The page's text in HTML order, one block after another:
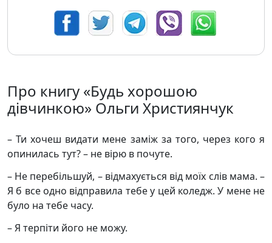
Про книгу «Будь хорошою
дівчинкою» Ольги Християнчук
– Ти хочеш видати мене заміж за того, через кого я
опинилась тут? – не вірю в почуте.
– Не перебільшуй, – відмахується від моїх слів мама. –
Я б все одно відправила тебе у цей коледж. У мене не
було на тебе часу.
– Я терпіти його не можу.